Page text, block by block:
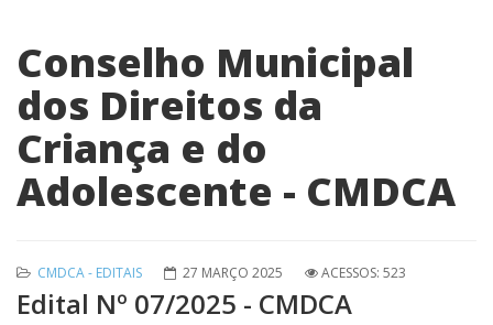
Conselho Municipal
dos Direitos da
Criança e do
Adolescente - CMDCA
CMDCA - EDITAIS 27 MARÇO 2025 ACESSOS: 523
Edital Nº 07/2025 - CMDCA